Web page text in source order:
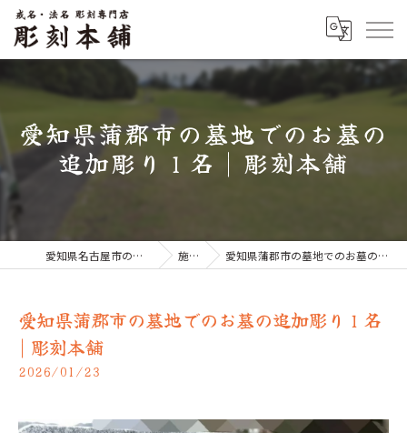
愛知県蒲郡市の墓地でのお墓の
追加彫り１名 | 彫刻本舗
愛知県名古屋市のお墓なら彫刻本舗 施工例 愛知県蒲郡市の墓地でのお墓の追加彫り１名 | 彫刻本舗
愛知県蒲郡市の墓地でのお墓の追加彫り１名
| 彫刻本舗
2026/01/23